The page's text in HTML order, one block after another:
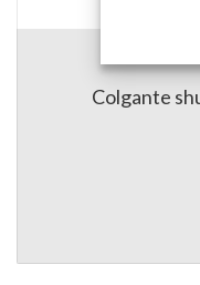
Colgante